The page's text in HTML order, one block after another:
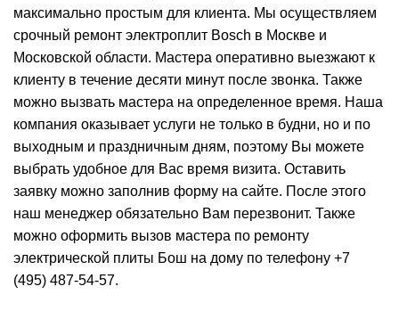
максимально простым для клиента. Мы осуществляем
срочный ремонт электроплит Bosch в Москве и
Московской области. Мастера оперативно выезжают к
клиенту в течение десяти минут после звонка. Также
можно вызвать мастера на определенное время. Наша
компания оказывает услуги не только в будни, но и по
выходным и праздничным дням, поэтому Вы можете
выбрать удобное для Вас время визита. Оставить
заявку можно заполнив форму на сайте. После этого
наш менеджер обязательно Вам перезвонит. Также
можно оформить вызов мастера по ремонту
электрической плиты Бош на дому по телефону +7
(495) 487-54-57.